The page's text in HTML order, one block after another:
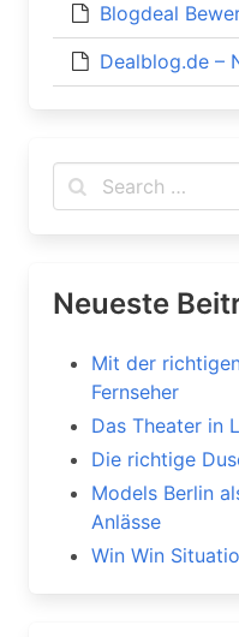
Blogdeal
Dealblog.de –
Neueste
Mit der
Fernseher
Das Theater in
Die richtige
Models Berlin
Anlässe
Win Win